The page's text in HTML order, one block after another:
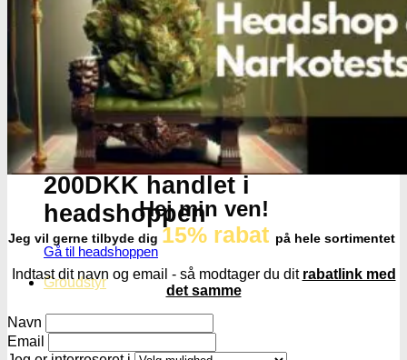
Få cannabis frø for hver
200DKK handlet i
headshoppen
Gå til headshoppen
Groudstyr
Hej min ven!
Jeg vil gerne tilbyde dig 15% rabat på hele sortimentet
Indtast dit navn og email - så modtager du dit rabatlink med
det samme
Navn
Email